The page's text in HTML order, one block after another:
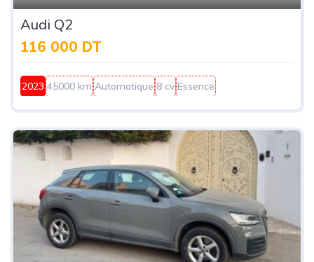
Audi Q2
116 000 DT
2023 45000 km Automatique 8 cv Essence